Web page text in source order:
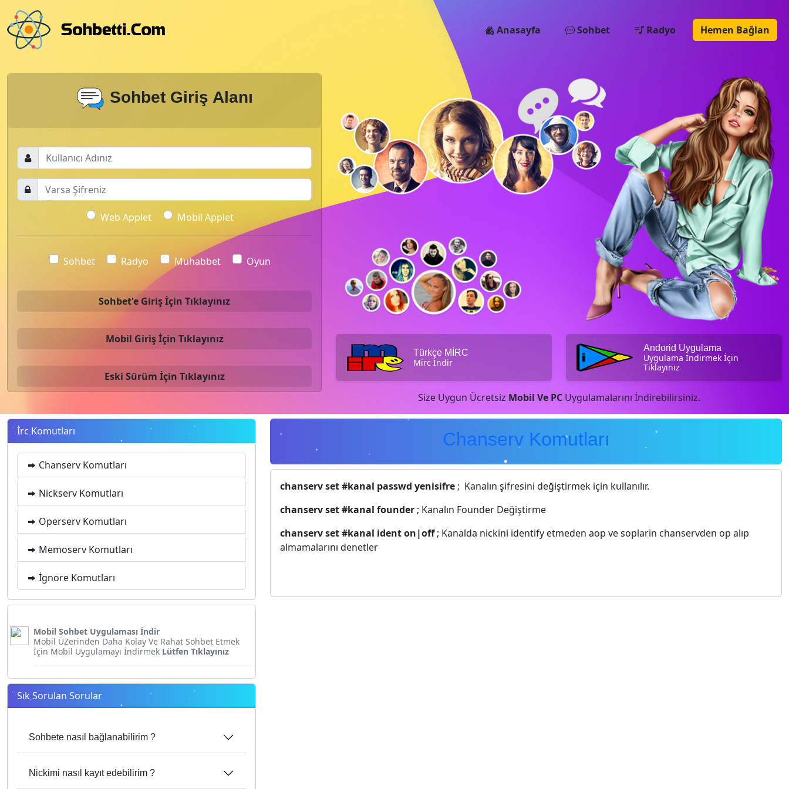
Anasayfa Sohbet Radyo Hemen Bağlan
Sohbet Giriş Alanı
Web Applet Mobil Applet
Sohbet Radyo Muhabbet Oyun
Sohbet'e Giriş İçin Tıklayınız
Mobil Giriş İçin Tıklayınız
Eski Sürüm İçin Tıklayınız
Türkçe MİRC
Mirc İndir
Andorid Uygulama
Uygulama İndirmek İçin
Tıklayınız
Size Uygun Ücretsiz Mobil Ve PC Uygulamalarını İndirebilirsiniz.
İrc Komutları
Chanserv Komutları
Nickserv Komutları
Operserv Komutları
Memoserv Komutları
İgnore Komutları
Mobil Sohbet Uygulaması İndir
Mobil ÜZerinden Daha Kolay Ve Rahat Sohbet Etmek
İçin Mobil Uygulamayı İndirmek Lütfen Tıklayınız
Sık Sorulan Sorular
Sohbete nasıl bağlanabilirim ?
Nickimi nasıl kayıt edebilirim ?
Chanserv Komutları
chanserv set #kanal passwd yenisifre ; Kanalın şifresini değiştirmek için kullanılır.
chanserv set #kanal founder ; Kanalın Founder Değiştirme
chanserv set #kanal ident on|off; Kanalda nickini identify etmeden aop ve soplarin chanservden op alıp
almamalarını denetler